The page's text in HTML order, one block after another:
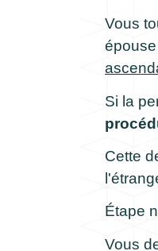
Vous
Si la
Cette
Étape
Vous